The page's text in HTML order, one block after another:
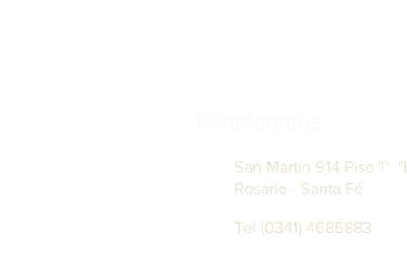
San Martín 914 Piso 1°
Rosario - Santa Fé
Tel (0341) 4685883